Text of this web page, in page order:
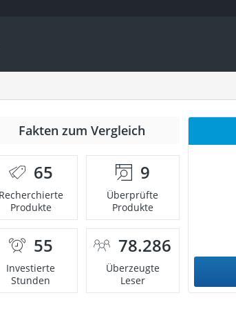
Fakten zum Vergleich
65
Recherchierte
Produkte
9
Überprüfte
Produkte
55
Investierte
Stunden
78.286
Überzeugte
Leser